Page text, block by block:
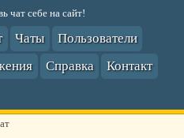
чат себе на сайт!
Чаты
Пользователи
Справка
Контакт